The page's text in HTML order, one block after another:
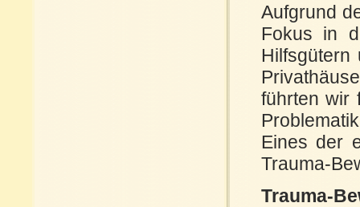
Aufgrund
Fokus in
führten wir
Eines der
Trauma-
Trauma-